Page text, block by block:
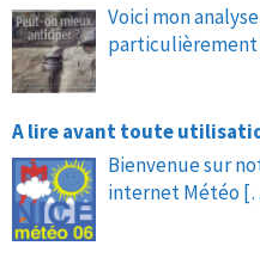
Voici mon
particulièrement
A lire avant toute
Bienvenue sur
internet Météo